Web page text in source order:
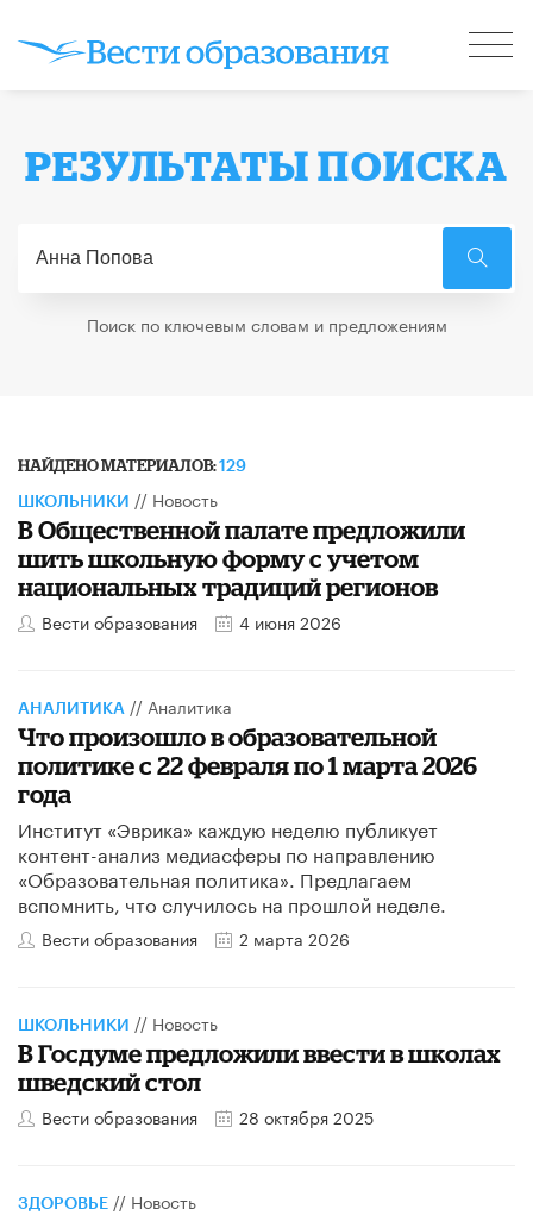
РЕЗУЛЬТАТЫ ПОИСКА
Поиск по ключевым словам и предложениям
НАЙДЕНО МАТЕРИАЛОВ:129
ШКОЛЬНИКИ // Новость
В Общественной палате предложили
шить школьную форму с учетом
национальных традиций регионов
Вести образования 4 июня 2026
АНАЛИТИКА // Аналитика
Что произошло в образовательной
политике с 22 февраля по 1 марта 2026
года
Институт «Эврика» каждую неделю публикует
контент-анализ медиасферы по направлению
«Образовательная политика». Предлагаем
вспомнить, что случилось на прошлой неделе.
Вести образования 2 марта 2026
ШКОЛЬНИКИ // Новость
В Госдуме предложили ввести в школах
шведский стол
Вести образования 28 октября 2025
ЗДОРОВЬЕ // Новость